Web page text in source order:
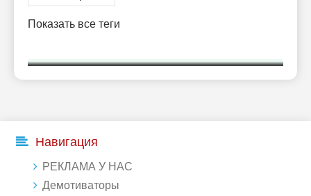
Показать все теги
Навигация
РЕКЛАМА У НАС
Демотиваторы